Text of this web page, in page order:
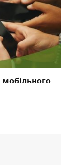
мобільного